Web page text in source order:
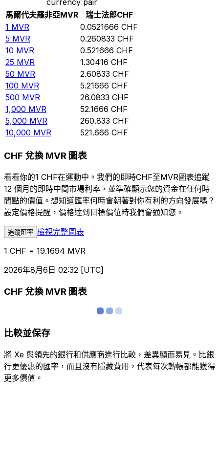
currency pair
馬爾代夫羅非亞MVR 瑞士法郎CHF
1 MVR 0.0521666 CHF
5 MVR 0.260833 CHF
10 MVR 0.521666 CHF
25 MVR 1.30416 CHF
50 MVR 2.60833 CHF
100 MVR 5.21666 CHF
500 MVR 26.0833 CHF
1,000 MVR 52.1666 CHF
5,000 MVR 260.833 CHF
10,000 MVR 521.666 CHF
CHF 兌換 MVR 圖表
看看你的1 CHF在運動中。我們的即時CHF至MVR圖表追蹤
12 個月的即時中間市場利率，並準確顯示您的資金在任何時
間點的價值。想知道匯率何時會朝著對你有利的方向發展嗎？
設定價格提醒，價格達到目標價位時我們會通知您。
追蹤匯率 檢視完整圖表
1 CHF = 19.1694 MVR
2026年8月6日 02:32 [UTC]
CHF 兌換 MVR 圖表
比較並保存
將 Xe 與領先的銀行和供應商進行比較，差異顯而易見。比銀
行更優惠的匯率，而且沒有隱藏費用，代表每次轉帳都能獲得
更多價值。